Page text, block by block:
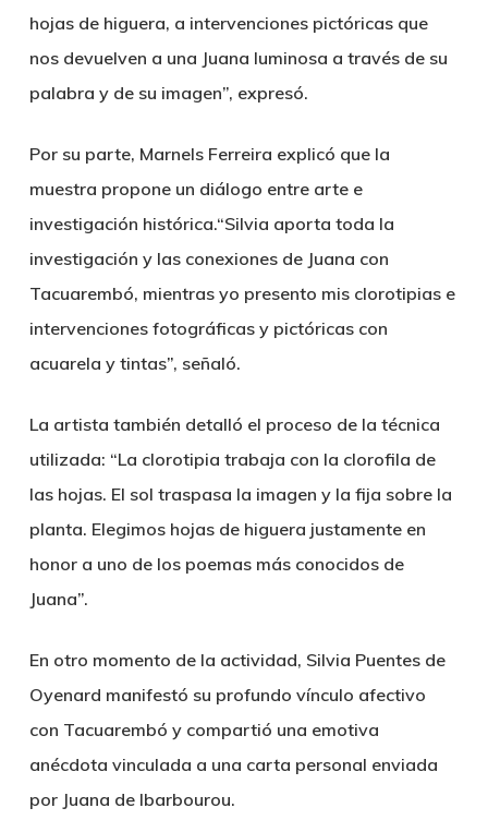
hojas de higuera, a intervenciones pictóricas que
nos devuelven a una Juana luminosa a través de su
palabra y de su imagen”, expresó.
Por su parte, Marnels Ferreira explicó que la
muestra propone un diálogo entre arte e
investigación histórica.“Silvia aporta toda la
investigación y las conexiones de Juana con
Tacuarembó, mientras yo presento mis clorotipias e
intervenciones fotográficas y pictóricas con
acuarela y tintas”, señaló.
La artista también detalló el proceso de la técnica
utilizada: “La clorotipia trabaja con la clorofila de
las hojas. El sol traspasa la imagen y la fija sobre la
planta. Elegimos hojas de higuera justamente en
honor a uno de los poemas más conocidos de
Juana”.
En otro momento de la actividad, Silvia Puentes de
Oyenard manifestó su profundo vínculo afectivo
con Tacuarembó y compartió una emotiva
anécdota vinculada a una carta personal enviada
por Juana de Ibarbourou.